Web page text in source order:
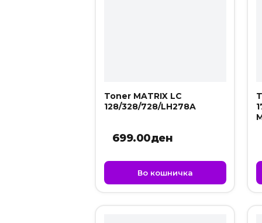
Toner MATRIX LC
128/328/728/LH278A
699.00ден
Во кошничка